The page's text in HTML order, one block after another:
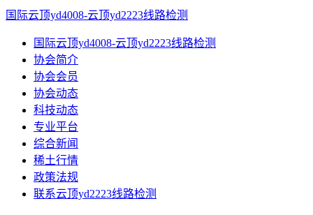
国际云顶yd4008-云顶yd2223线路检测
国际云顶yd4008-云顶yd2223线路检测
协会简介
协会会员
协会动态
科技动态
专业平台
综合新闻
稀土行情
政策法规
联系云顶yd2223线路检测